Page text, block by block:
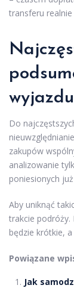
transferu realnie
wyjazdu
Do
zakupów
analizowanie
poniesionych
Aby uniknąć
trakcie
będzie krótkie,
Powiązane
Jak